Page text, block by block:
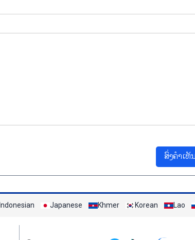
ສົ່ງຄຳເຫັ
Indonesian Japanese Khmer Korean Lao
Mạng xã hội